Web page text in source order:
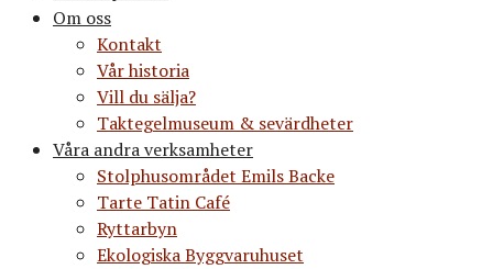
Om oss
Kontakt
Vår historia
Vill du sälja?
Taktegelmuseum & sevärdheter
Våra andra verksamheter
Stolphusområdet Emils Backe
Tarte Tatin Café
Ryttarbyn
Ekologiska Byggvaruhuset